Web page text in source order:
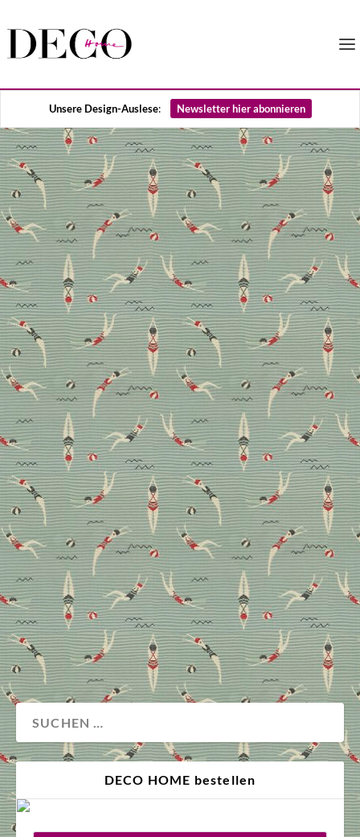
Unsere Design-Auslese: Newsletter hier abonnieren
Steinintarsien: Vom
Grabstein zum
Designobjekt
Mit der zeitgenössischen Interpretation des Pietra
Dura rettet ein pakistanisches Mutter-Tochter-
Gespann ein Kunsthandwerk aus alter Zeit. Und gibt
ganz nebenbei geflüchteten Pashtunen eine neue
Perspektive.
Design
DECO HOME bestellen